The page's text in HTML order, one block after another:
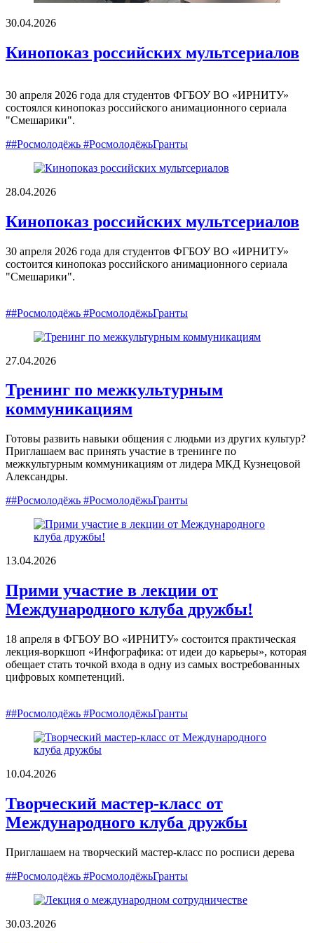
30.04.2026
Кинопоказ российских мультсериалов
30 апреля 2026 года для студентов ФГБОУ ВО «ИРНИТУ»
состоялся кинопоказ российского анимационного сериала
"Смешарики".
##Росмолодёжь #РосмолодёжьГранты
28.04.2026
Кинопоказ российских мультсериалов
30 апреля 2026 года для студентов ФГБОУ ВО «ИРНИТУ»
состоится кинопоказ российского анимационного сериала
"Смешарики".
##Росмолодёжь #РосмолодёжьГранты
27.04.2026
Тренинг по межкультурным
коммуникациям
Готовы развить навыки общения с людьми из других культур?
Приглашаем вас принять участие в тренинге по
межкультурным коммуникациям от лидера МКД Кузнецовой
Александры.
##Росмолодёжь #РосмолодёжьГранты
13.04.2026
Прими участие в лекции от
Международного клуба дружбы!
18 апреля в ФГБОУ ВО «ИРНИТУ» состоится практическая
лекция-воркшоп «Инфографика: от идеи до карьеры», которая
обещает стать точкой входа в одну из самых востребованных
цифровых компетенций.
##Росмолодёжь #РосмолодёжьГранты
10.04.2026
Творческий мастер-класс от
Международного клуба дружбы
Приглашаем на творческий мастер-класс по росписи дерева
##Росмолодёжь #РосмолодёжьГранты
30.03.2026